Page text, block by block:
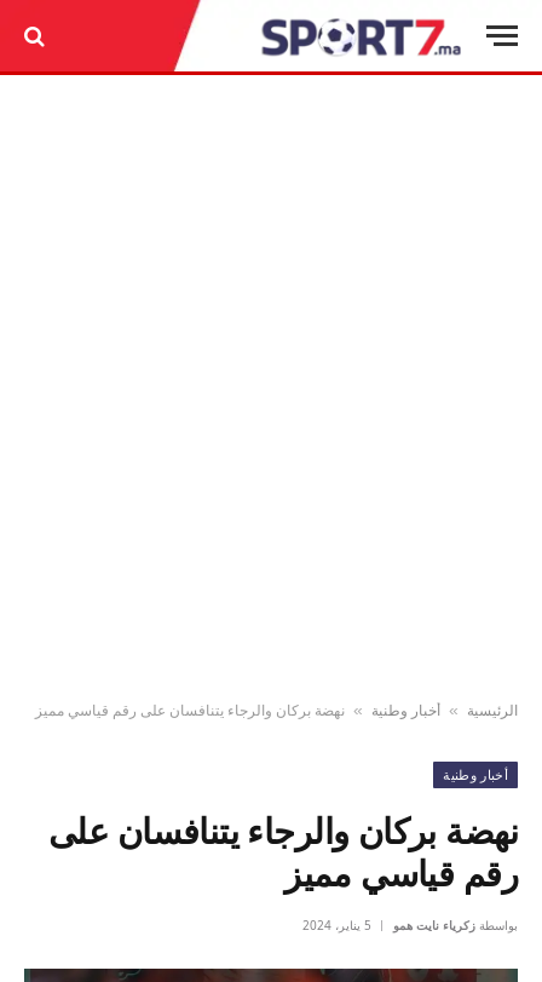
الرئيسية » أخبار وطنية » نهضة بركان والرجاء يتنافسان على رقم قياسي مميز
أخبار وطنية
نهضة بركان والرجاء يتنافسان على
رقم قياسي مميز
بواسطة زكرياء نايت همو 5 يناير، 2024